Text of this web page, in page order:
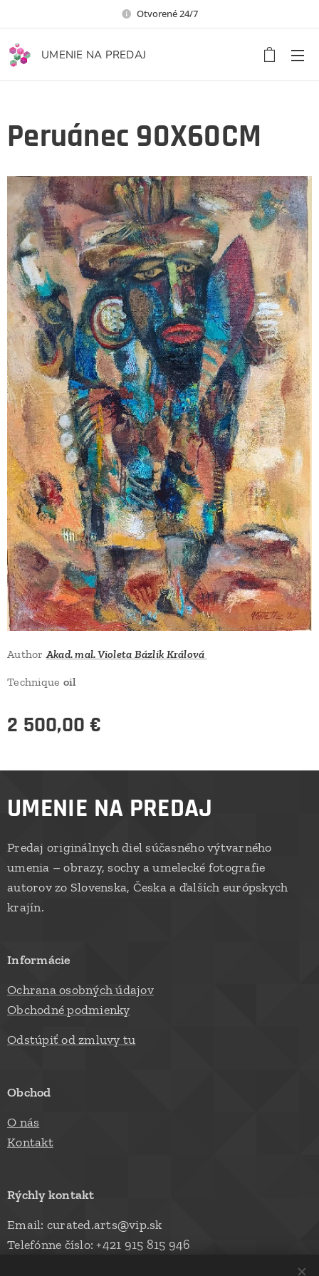
Otvorené 24/7
UMENIE NA PREDAJ
Peruánec 90X60CM
Author Akad. mal. Violeta Bázlik Králová
Technique oil
2 500,00 €
UMENIE NA PREDAJ
Predaj originálnych diel súčasného výtvarného
umenia – obrazy, sochy a umelecké fotografie
autorov zo Slovenska, Česka a ďalších európskych
krajín.
Informácie
Ochrana osobných údajov
Obchodné podmienky
Odstúpiť od zmluvy tu
Obchod
O nás
Kontakt
Rýchly kontakt
Email: curated.arts@vip.sk
Telefónne číslo: +421 915 815 946